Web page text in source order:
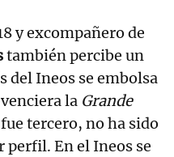
y excompañero de
también percibe un
del Ineos se embolsa
la Grande
tercero, no ha sido
perfil. En el Ineos se